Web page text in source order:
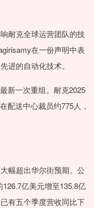
耐克全球运营团队的技
在一份声明中表
进的自动化技术。
新一次重组。耐克2025
配送中心裁员约775人，
幅超出华尔街预期。公
亿美元增至135.8亿
有五个季度营收同比下